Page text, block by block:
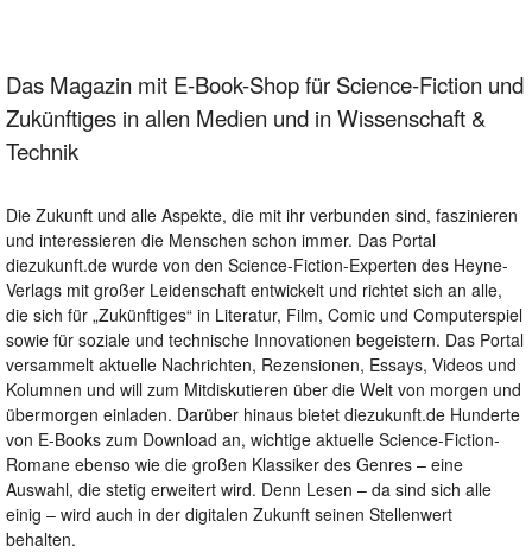
Das Magazin mit E-Book-Shop für Science-Fiction und
Zukünftiges in allen Medien und in Wissenschaft &
Technik
Die Zukunft und alle Aspekte, die mit ihr verbunden sind, faszinieren
und interessieren die Menschen schon immer. Das Portal
diezukunft.de wurde von den Science-Fiction-Experten des Heyne-
Verlags mit großer Leidenschaft entwickelt und richtet sich an alle,
die sich für „Zukünftiges“ in Literatur, Film, Comic und Computerspiel
sowie für soziale und technische Innovationen begeistern. Das Portal
versammelt aktuelle Nachrichten, Rezensionen, Essays, Videos und
Kolumnen und will zum Mitdiskutieren über die Welt von morgen und
übermorgen einladen. Darüber hinaus bietet diezukunft.de Hunderte
von E-Books zum Download an, wichtige aktuelle Science-Fiction-
Romane ebenso wie die großen Klassiker des Genres – eine
Auswahl, die stetig erweitert wird. Denn Lesen – da sind sich alle
einig – wird auch in der digitalen Zukunft seinen Stellenwert
behalten.